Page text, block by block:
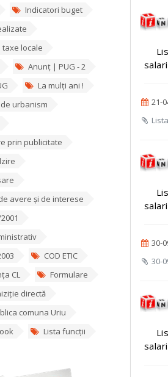
Indicatori buget
taxe locale
Anunț | PUG - 2
La mulți ani !
urbanism
prin publicitate
avere și de interese
COD ETIC
CL
Formulare
directă
comuna Uriu
Lista funcții
21-
30-
30-